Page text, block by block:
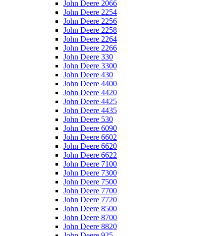
John Deere 2066
John Deere 2254
John Deere 2256
John Deere 2258
John Deere 2264
John Deere 2266
John Deere 330
John Deere 3300
John Deere 430
John Deere 4400
John Deere 4420
John Deere 4425
John Deere 4435
John Deere 530
John Deere 6090
John Deere 6602
John Deere 6620
John Deere 6622
John Deere 7100
John Deere 7300
John Deere 7500
John Deere 7700
John Deere 7720
John Deere 8500
John Deere 8700
John Deere 8820